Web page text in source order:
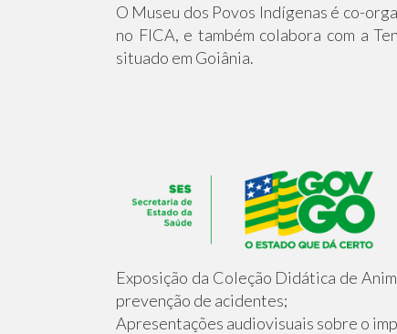
O Museu dos Povos Indígenas é co-
no FICA, e também colabora com a
situado em Goiânia.
Exposição da Coleção Didática de
prevenção de acidentes;
Apresentações audiovisuais sobre o